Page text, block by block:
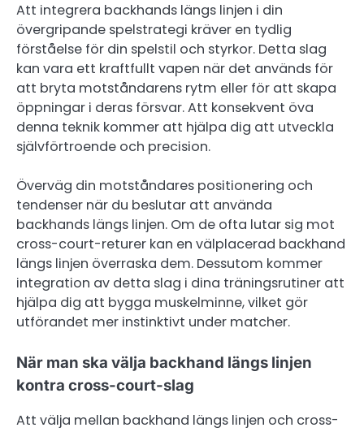
Att integrera backhands längs linjen i din
övergripande spelstrategi kräver en tydlig
förståelse för din spelstil och styrkor. Detta slag
kan vara ett kraftfullt vapen när det används för
att bryta motståndarens rytm eller för att skapa
öppningar i deras försvar. Att konsekvent öva
denna teknik kommer att hjälpa dig att utveckla
självförtroende och precision.
Överväg din motståndares positionering och
tendenser när du beslutar att använda
backhands längs linjen. Om de ofta lutar sig mot
cross-court-returer kan en välplacerad backhand
längs linjen överraska dem. Dessutom kommer
integration av detta slag i dina träningsrutiner att
hjälpa dig att bygga muskelminne, vilket gör
utförandet mer instinktivt under matcher.
När man ska välja backhand längs linjen
kontra cross-court-slag
Att välja mellan backhand längs linjen och cross-